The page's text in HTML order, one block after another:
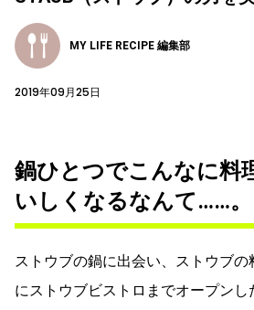
MY LIFE RECIPE 編集部
2019年09月25日
鍋ひとつでこんなに料
いしくなるなんて……。
ストウブの鍋に出会い、ストウブの
にストウブビストロまでオープン